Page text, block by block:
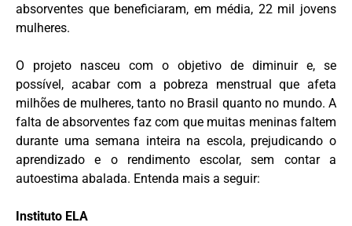
absorventes que beneficiaram, em média, 22 mil jovens
mulheres.
O projeto nasceu com o objetivo de diminuir e, se
possível, acabar com a pobreza menstrual que afeta
milhões de mulheres, tanto no Brasil quanto no mundo. A
falta de absorventes faz com que muitas meninas faltem
durante uma semana inteira na escola, prejudicando o
aprendizado e o rendimento escolar, sem contar a
autoestima abalada. Entenda mais a seguir:
Instituto ELA